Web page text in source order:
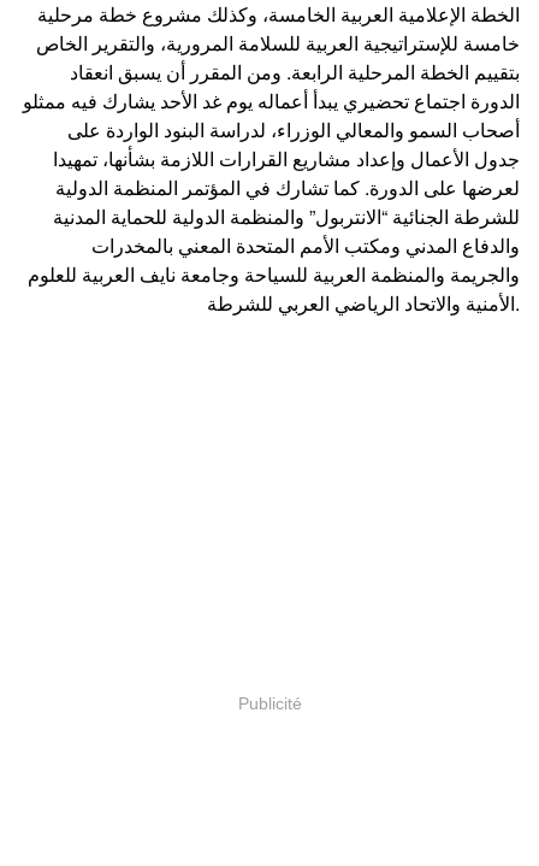
الخطة الإعلامية العربية الخامسة، وكذلك مشروع خطة مرحلية
خامسة للإستراتيجية العربية للسلامة المرورية، والتقرير الخاص
بتقييم الخطة المرحلية الرابعة. ومن المقرر أن يسبق انعقاد
الدورة اجتماع تحضيري يبدأ أعماله يوم غد الأحد يشارك فيه ممثلو
أصحاب السمو والمعالي الوزراء، لدراسة البنود الواردة على
جدول الأعمال وإعداد مشاريع القرارات اللازمة بشأنها، تمهيدا
لعرضها على الدورة. كما تشارك في المؤتمر المنظمة الدولية
للشرطة الجنائية “الانتربول” والمنظمة الدولية للحماية المدنية
والدفاع المدني ومكتب الأمم المتحدة المعني بالمخدرات
والجريمة والمنظمة العربية للسياحة وجامعة نايف العربية للعلوم
الأمنية والاتحاد الرياضي العربي للشرطة.
Publicité